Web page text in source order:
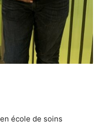
école de soins